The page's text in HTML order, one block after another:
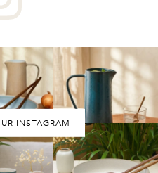
INSTAGRAM